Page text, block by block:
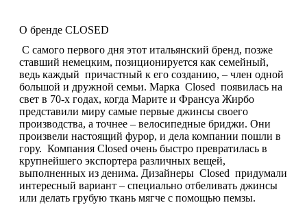
О бренде CLOSED
С самого первого дня этот итальянский бренд, позже
ставший немецким, позиционируется как семейный,
ведь каждый причастный к его созданию, – член одной
большой и дружной семьи. Марка Closed появилась на
свет в 70-х годах, когда Марите и Франсуа Жирбо
представили миру самые первые джинсы своего
производства, а точнее – велосипедные бриджи. Они
произвели настоящий фурор, и дела компании пошли в
гору. Компания Closed очень быстро превратилась в
крупнейшего экспортера различных вещей,
выполненных из денима. Дизайнеры Closed придумали
интересный вариант – специально отбеливать джинсы
или делать грубую ткань мягче с помощью пемзы.